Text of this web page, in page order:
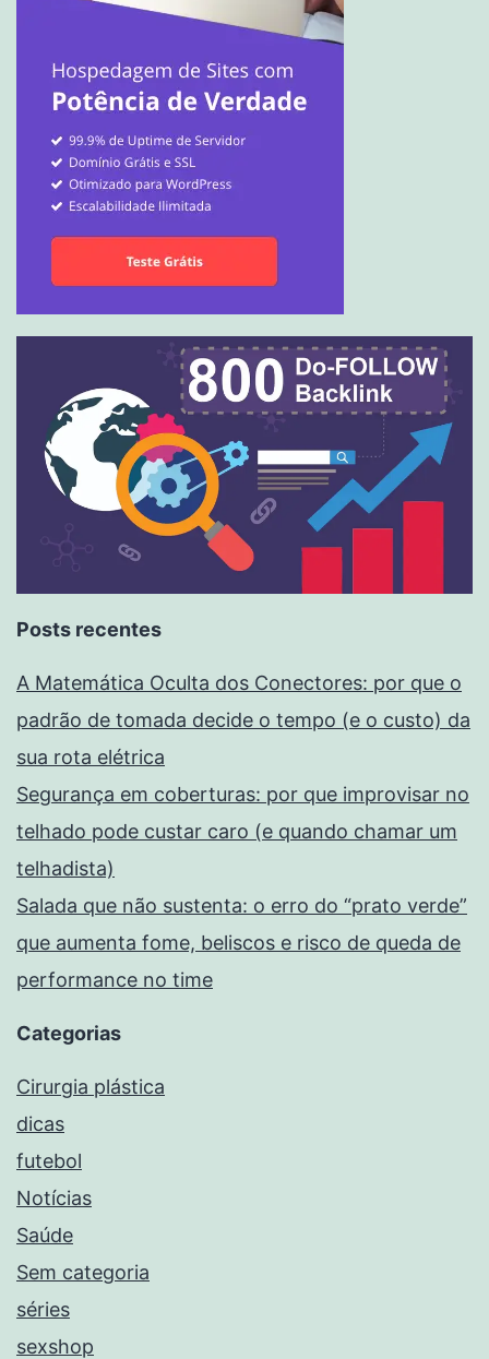
Posts recentes
A Matemática Oculta dos Conectores: por que o
padrão de tomada decide o tempo (e o custo) da
sua rota elétrica
Segurança em coberturas: por que improvisar no
telhado pode custar caro (e quando chamar um
telhadista)
Salada que não sustenta: o erro do “prato verde”
que aumenta fome, beliscos e risco de queda de
performance no time
Categorias
Cirurgia plástica
dicas
futebol
Notícias
Saúde
Sem categoria
séries
sexshop